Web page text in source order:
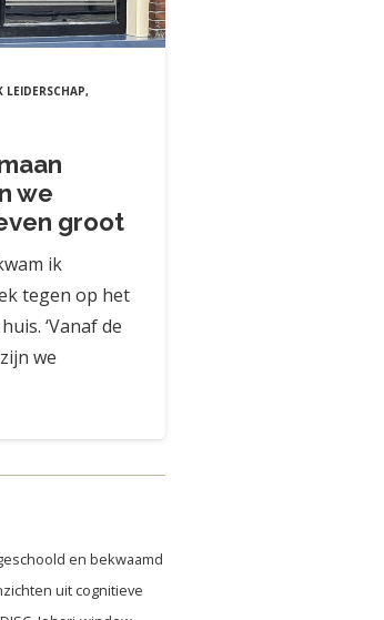
LEIDERSCHAP,
we
groot
ik
tegen op het
‘Vanaf de
we
en bekwaamd
uit cognitieve